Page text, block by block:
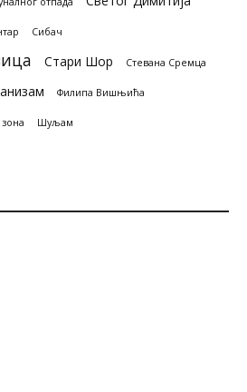
Сибач
Стари Шор Стевана Сремца
Филипа Вишњића
Шуљам